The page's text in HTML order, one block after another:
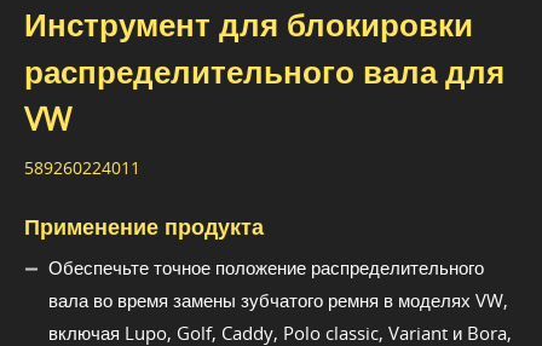
Инструмент для блокировки
распределительного вала для
VW
589260224011
Применение продукта
Обеспечьте точное положение распределительного
вала во время замены зубчатого ремня в моделях VW,
включая Lupo, Golf, Caddy, Polo classic, Variant и Bora,